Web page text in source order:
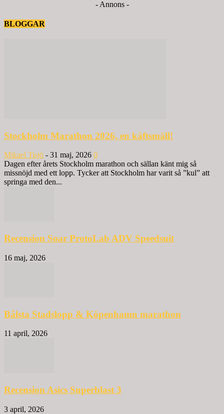
- Annons -
BLOGGAR
Stockholm Marathon 2026, en käftsmäll!
Mikael Tisjö - 31 maj, 2026 0
Dagen efter årets Stockholm marathon och sällan känt mig så
missnöjd med ett lopp. Tycker att Stockholm har varit så ”kul” att
springa med den...
Recension Soar ProtoLab ADV Speedsuit
16 maj, 2026
Bålsta Stadslopp & Köpenhamn marathon
11 april, 2026
Recension Asics Superblast 3
3 april, 2026